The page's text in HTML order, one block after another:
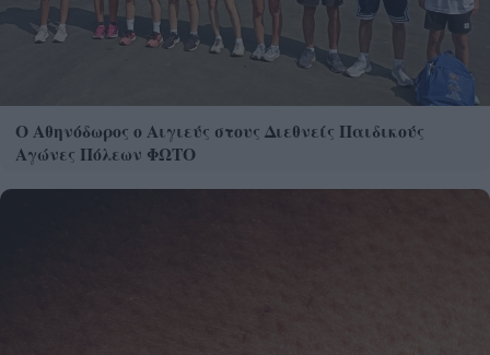
Ο Αθηνόδωρος ο Αιγιεύς στους Διεθνείς Παιδικούς
Αγώνες Πόλεων ΦΩΤΟ